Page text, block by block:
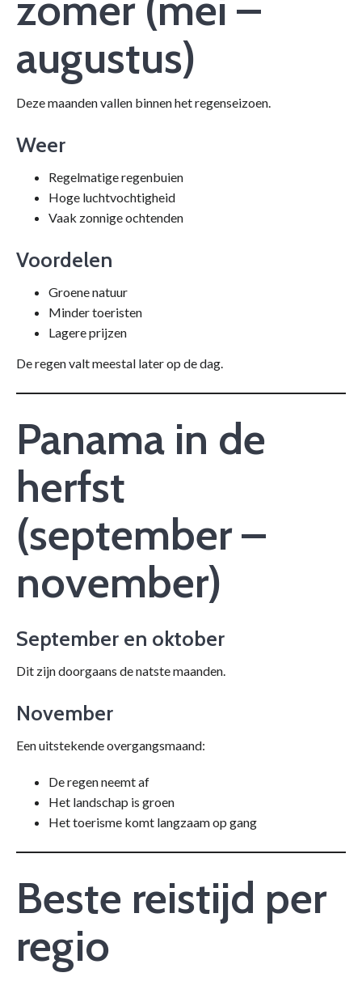
augustus)
Deze maanden vallen binnen het regenseizoen.
Weer
Regelmatige regenbuien
Hoge luchtvochtigheid
Vaak zonnige ochtenden
Voordelen
Groene natuur
Minder toeristen
Lagere prijzen
De regen valt meestal later op de dag.
Panama in de
herfst
(september –
november)
September en oktober
Dit zijn doorgaans de natste maanden.
November
Een uitstekende overgangsmaand:
De regen neemt af
Het landschap is groen
Het toerisme komt langzaam op gang
Beste reistijd per
regio